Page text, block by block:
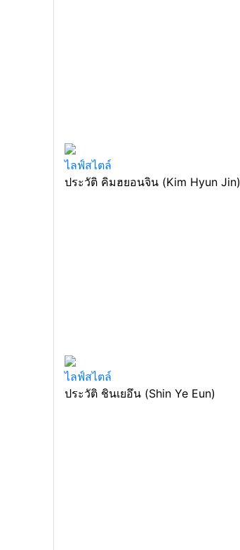
ไลฟ์สไตล์
ประวัติ คิมฮยอนจิน (Kim Hyun Jin)
ไลฟ์สไตล์
ประวัติ ชินเยอึน (Shin Ye Eun)